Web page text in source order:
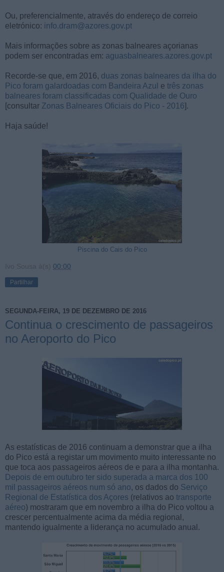
Ou, preferencialmente, através do endereço de correio
eletrónico: info.dram@azores.gov.pt
Mais informações sobre as zonas balneares açorianas
podem ser encontradas em: aguasbalneares.azores.gov.pt
Recorde-se que, em 2016, duas zonas balneares da ilha do
Pico foram galardoadas com Bandeira Azul e três zonas
balneares foram classificadas com Qualidade de Ouro
[consultar Zonas Balneares Oficiais do Pico - 2016].
Haja saúde!
Piscina do Cais do Pico
Ivo Sousa à(s) 00:00
Partilhar
SEGUNDA-FEIRA, 19 DE DEZEMBRO DE 2016
Continua o crescimento de passageiros
no Aeroporto do Pico
As estatísticas de 2016 continuam a demonstrar que a ilha
do Pico está a registar um movimento muito interessante no
que toca aos passageiros aéreos de e para a ilha montanha.
Depois de em outubro ter sido superada a marca dos 100
mil passageiros aéreos num só ano, os dados do Serviço
Regional de Estatística dos Açores (relativos ao transporte
aéreo) mostraram que em novembro a ilha do Pico voltou a
crescer percentualmente acima da média regional,
mantendo igualmente a liderança no acumulado anual.